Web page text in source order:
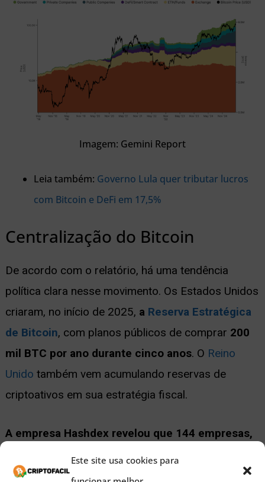
Este site usa cookies para
Imagem: Gemini Report
Leia também: Governo Lula quer tributar lucros
com Bitcoin e DeFi em 17,5%
Centralização do Bitcoin
De acordo com o relatório, há uma tendência
política clara nesse movimento. Os Estados Unidos
criaram, no início de 2025, a Reserva Estratégica
de Bitcoin, com planos públicos de comprar 200
mil BTC por ano durante cinco anos. O Reino
Unido também vem acumulando reservas de
criptoativos em sua estratégia fiscal.
A empresa Hashdex revelou que 144 empresas,
sendo 114 de capital aberto, controlam 24% do
total detido por instituições.